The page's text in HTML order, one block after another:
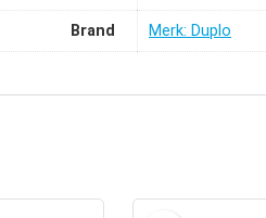
Brand Merk: Duplo